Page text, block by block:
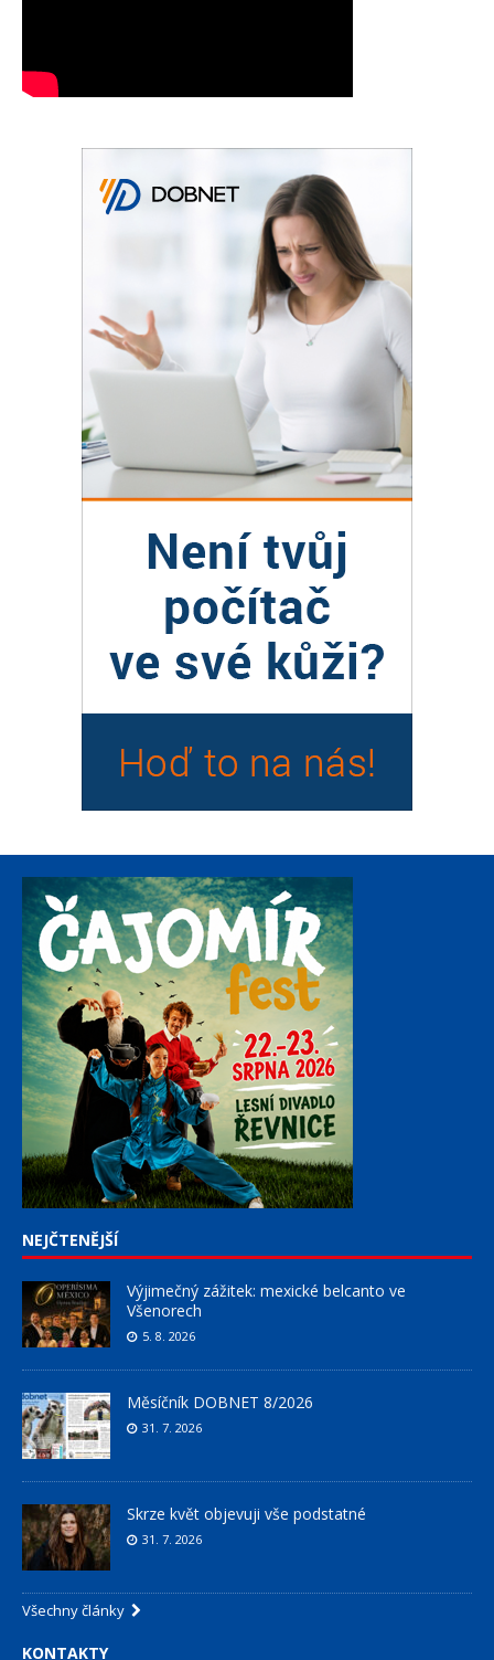
NEJČTENĚJŠÍ
Výjimečný zážitek: mexické belcanto ve
Všenorech
5. 8. 2026
Měsíčník DOBNET 8/2026
31. 7. 2026
Skrze květ objevuji vše podstatné
31. 7. 2026
Všechny články
KONTAKTY